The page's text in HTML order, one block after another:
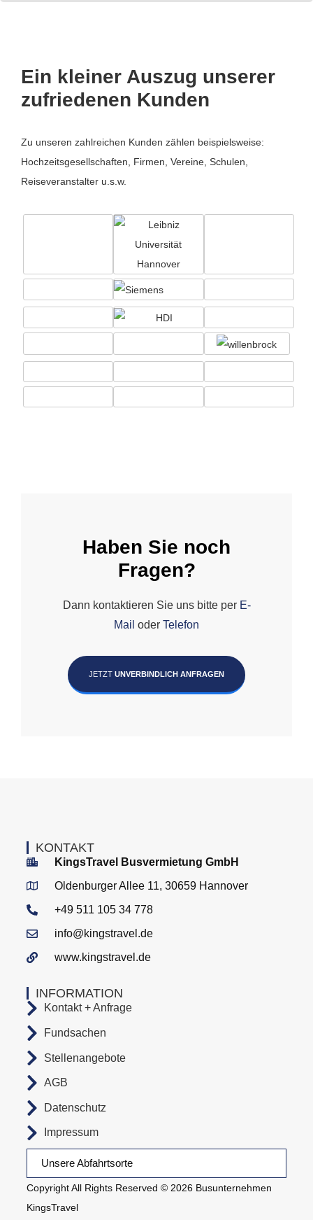
Ein kleiner Auszug unserer
zufriedenen Kunden
Zu unseren zahlreichen Kunden zählen beispielsweise:
Hochzeitsgesellschaften, Firmen, Vereine, Schulen,
Reiseveranstalter u.s.w.
Haben Sie noch
Fragen?
Dann kontaktieren Sie uns bitte per E-
Mail oder Telefon
JETZT UNVERBINDLICH ANFRAGEN
Copyright All Rights Reserved © 2026 Busunternehmen
KingsTravel
Unsere Abfahrtsorte
INFORMATION
Kontakt + Anfrage
Fundsachen
Stellenangebote
AGB
Datenschutz
Impressum
KONTAKT
KingsTravel Busvermietung GmbH
Oldenburger Allee 11, 30659 Hannover
+49 511 105 34 778
info@kingstravel.de
www.kingstravel.de